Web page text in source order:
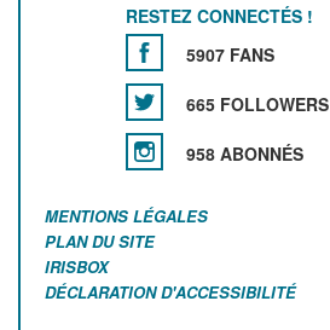
RESTEZ CONNECTÉS !
5907 FANS
665 FOLLOWERS
958 ABONNÉS
MENTIONS LÉGALES
PLAN DU SITE
IRISBOX
DÉCLARATION D'ACCESSIBILITÉ